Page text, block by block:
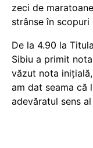
zeci de
strânse în
De la 4.90 la
Sibiu a primit
văzut nota
am dat seama că
adevăratul sens